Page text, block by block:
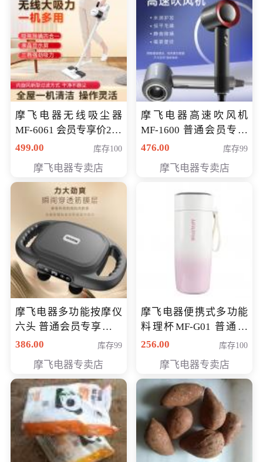
摩飞电器无线吸尘器
MF-6061 会员专享价299
元
499.00 库存100
摩飞电器专卖店
摩飞电器高速吹风机
MF-1600 普通会员专享
价298元
476.00 库存99
摩飞电器专卖店
摩飞电器多功能按摩仪
六头 普通会员专享价格
199元
386.00 库存99
摩飞电器专卖店
摩飞电器便携式多功能
料理杯MF-G01 普通会
员专享价格118元
256.00 库存100
摩飞电器专卖店